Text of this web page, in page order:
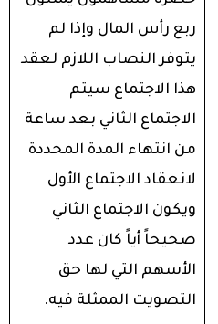
ربع رأس المال وإذا لم
يتوفر النصاب اللازم لعقد
هذا الاجتماع سيتم
الاجتماع الثاني بعد ساعة
من انتهاء المدة المحددة
لانعقاد الاجتماع الأول
ويكون الاجتماع الثاني
صحيحاً أياً كان عدد
الأسهم التي لها حق
التصويت الممثلة فيه.